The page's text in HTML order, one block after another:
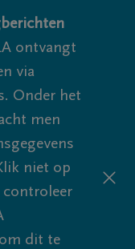
ontvangt
via
Onder het
men
niet op
controleer
dit te